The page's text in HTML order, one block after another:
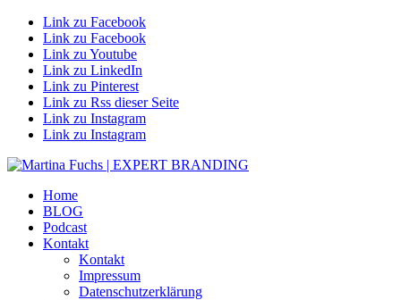
Link zu Facebook
Link zu Facebook
Link zu Youtube
Link zu LinkedIn
Link zu Pinterest
Link zu Rss dieser Seite
Link zu Instagram
Link zu Instagram
Home
BLOG
Podcast
Kontakt
Kontakt
Impressum
Datenschutzerklärung